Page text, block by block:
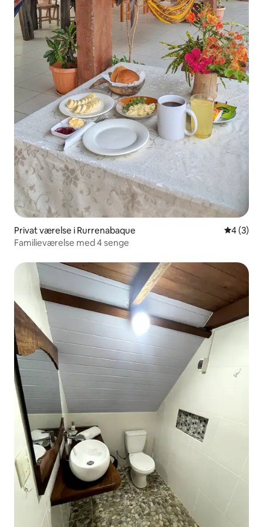
Privat værelse i Rurrenabaque 4 ud af 5
4 (3)
Familieværelse med 4 senge